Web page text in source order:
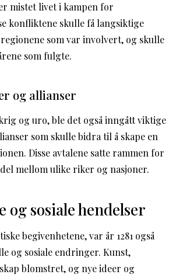
mistet livet i kampen for
konfliktene skulle få langsiktige
som var involvert, og skulle
som fulgte.
og allianser
og uro, ble det også inngått viktige
som skulle bidra til å skape en
Disse avtalene satte rammen for
mellom ulike riker og nasjoner.
og sosiale hendelser
begivenhetene, var år 1281 også
og sosiale endringer. Kunst,
blomstret, og nye ideer og